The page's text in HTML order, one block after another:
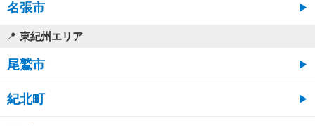
名張市
東紀州エリア
尾鷲市
紀北町